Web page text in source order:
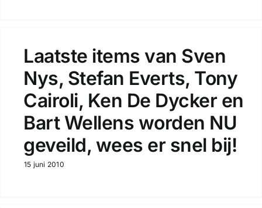
Laatste items van Sven
Nys, Stefan Everts, Tony
Cairoli, Ken De Dycker en
Bart Wellens worden NU
geveild, wees er snel bij!
15 juni 2010